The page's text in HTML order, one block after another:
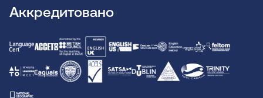
Аккредитовано